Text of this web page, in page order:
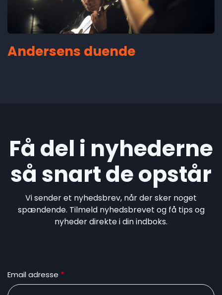
Andersens duende
Få del i nyhederne
så snart de opstår
Vi sender et nyhedsbrev, når der sker noget
spændende. Tilmeld nyhedsbrevet og få tips og
nyheder direkte i din indboks.
Email adresse